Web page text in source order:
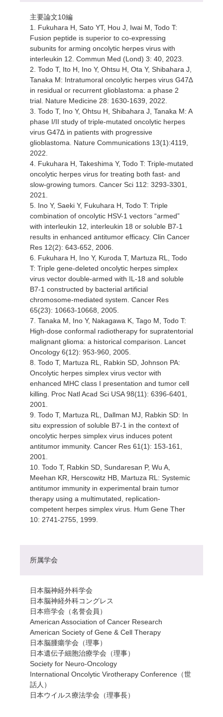
主要論文10編
1. Fukuhara H, Sato YT, Hou J, Iwai M, Todo T:
Fusion peptide is superior to co-expressing
subunits for arming oncolytic herpes virus with
interleukin 12. Commun Med (Lond) 3: 40, 2023.
2. Todo T, Ito H, Ino Y, Ohtsu H, Ota Y, Shibahara J,
Tanaka M: Intratumoral oncolytic herpes virus G47∆
in residual or recurrent glioblastoma: a phase 2
trial. Nature Medicine 28: 1630-1639, 2022.
3. Todo T, Ino Y, Ohtsu H, Shibahara J, Tanaka M: A
phase I/II study of triple-mutated oncolytic herpes
virus G47∆ in patients with progressive
glioblastoma. Nature Communications 13(1):4119,
2022.
4. Fukuhara H, Takeshima Y, Todo T: Triple-mutated
oncolytic herpes virus for treating both fast- and
slow-growing tumors. Cancer Sci 112: 3293-3301,
2021.
5. Ino Y, Saeki Y, Fukuhara H, Todo T: Triple
combination of oncolytic HSV-1 vectors “armed”
with interleukin 12, interleukin 18 or soluble B7-1
results in enhanced antitumor efficacy. Clin Cancer
Res 12(2): 643-652, 2006.
6. Fukuhara H, Ino Y, Kuroda T, Martuza RL, Todo
T: Triple gene-deleted oncolytic herpes simplex
virus vector double-armed with IL-18 and soluble
B7-1 constructed by bacterial artificial
chromosome-mediated system. Cancer Res
65(23): 10663-10668, 2005.
7. Tanaka M, Ino Y, Nakagawa K, Tago M, Todo T:
High-dose conformal radiotherapy for supratentorial
malignant glioma: a historical comparison. Lancet
Oncology 6(12): 953-960, 2005.
8. Todo T, Martuza RL, Rabkin SD, Johnson PA:
Oncolytic herpes simplex virus vector with
enhanced MHC class I presentation and tumor cell
killing. Proc Natl Acad Sci USA 98(11): 6396-6401,
2001.
9. Todo T, Martuza RL, Dallman MJ, Rabkin SD: In
situ expression of soluble B7-1 in the context of
oncolytic herpes simplex virus induces potent
antitumor immunity. Cancer Res 61(1): 153-161,
2001.
10. Todo T, Rabkin SD, Sundaresan P, Wu A,
Meehan KR, Herscowitz HB, Martuza RL: Systemic
antitumor immunity in experimental brain tumor
therapy using a multimutated, replication-
competent herpes simplex virus. Hum Gene Ther
10: 2741-2755, 1999.
所属学会
日本脳神経外科学会
日本脳神経外科コングレス
日本癌学会（名誉会員）
American Association of Cancer Research
American Society of Gene & Cell Therapy
日本脳腫瘍学会（理事）
日本遺伝子細胞治療学会（理事）
Society for Neuro-Oncology
International Oncolytic Virotherapy Conference（世
話人）
日本ウイルス療法学会（理事長）